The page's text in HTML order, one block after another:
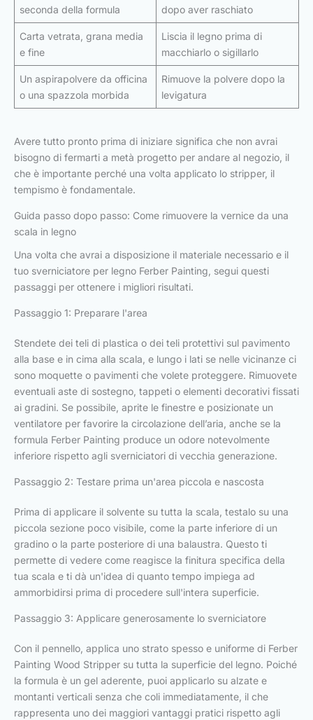
seconda della formula dopo aver raschiato
Carta vetrata, grana media
e fine
Liscia il legno prima di
macchiarlo o sigillarlo
Un aspirapolvere da officina
o una spazzola morbida
Rimuove la polvere dopo la
levigatura
Avere tutto pronto prima di iniziare significa che non avrai
bisogno di fermarti a metà progetto per andare al negozio, il
che è importante perché una volta applicato lo stripper, il
tempismo è fondamentale.
Guida passo dopo passo: Come rimuovere la vernice da una
scala in legno
Una volta che avrai a disposizione il materiale necessario e il
tuo sverniciatore per legno Ferber Painting, segui questi
passaggi per ottenere i migliori risultati.
Passaggio 1: Preparare l'area
Stendete dei teli di plastica o dei teli protettivi sul pavimento
alla base e in cima alla scala, e lungo i lati se nelle vicinanze ci
sono moquette o pavimenti che volete proteggere. Rimuovete
eventuali aste di sostegno, tappeti o elementi decorativi fissati
ai gradini. Se possibile, aprite le finestre e posizionate un
ventilatore per favorire la circolazione dell’aria, anche se la
formula Ferber Painting produce un odore notevolmente
inferiore rispetto agli sverniciatori di vecchia generazione.
Passaggio 2: Testare prima un'area piccola e nascosta
Prima di applicare il solvente su tutta la scala, testalo su una
piccola sezione poco visibile, come la parte inferiore di un
gradino o la parte posteriore di una balaustra. Questo ti
permette di vedere come reagisce la finitura specifica della
tua scala e ti dà un'idea di quanto tempo impiega ad
ammorbidirsi prima di procedere sull'intera superficie.
Passaggio 3: Applicare generosamente lo sverniciatore
Con il pennello, applica uno strato spesso e uniforme di Ferber
Painting Wood Stripper su tutta la superficie del legno. Poiché
la formula è un gel aderente, puoi applicarlo su alzate e
montanti verticali senza che coli immediatamente, il che
rappresenta uno dei maggiori vantaggi pratici rispetto agli